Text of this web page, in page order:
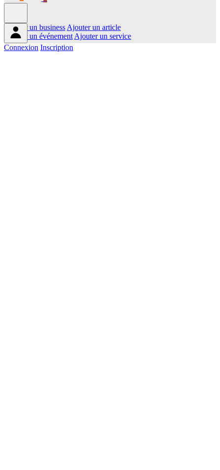
Ajouter un business Ajouter un article
Ajouter un événement Ajouter un service
Connexion Inscription